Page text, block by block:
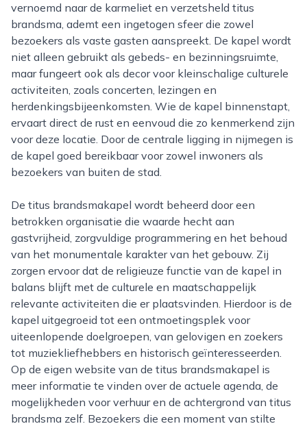
vernoemd naar de karmeliet en verzetsheld titus
brandsma, ademt een ingetogen sfeer die zowel
bezoekers als vaste gasten aanspreekt. De kapel wordt
niet alleen gebruikt als gebeds- en bezinningsruimte,
maar fungeert ook als decor voor kleinschalige culturele
activiteiten, zoals concerten, lezingen en
herdenkingsbijeenkomsten. Wie de kapel binnenstapt,
ervaart direct de rust en eenvoud die zo kenmerkend zijn
voor deze locatie. Door de centrale ligging in nijmegen is
de kapel goed bereikbaar voor zowel inwoners als
bezoekers van buiten de stad.
De titus brandsmakapel wordt beheerd door een
betrokken organisatie die waarde hecht aan
gastvrijheid, zorgvuldige programmering en het behoud
van het monumentale karakter van het gebouw. Zij
zorgen ervoor dat de religieuze functie van de kapel in
balans blijft met de culturele en maatschappelijk
relevante activiteiten die er plaatsvinden. Hierdoor is de
kapel uitgegroeid tot een ontmoetingsplek voor
uiteenlopende doelgroepen, van gelovigen en zoekers
tot muziekliefhebbers en historisch geïnteresseerden.
Op de eigen website van de titus brandsmakapel is
meer informatie te vinden over de actuele agenda, de
mogelijkheden voor verhuur en de achtergrond van titus
brandsma zelf. Bezoekers die een moment van stilte